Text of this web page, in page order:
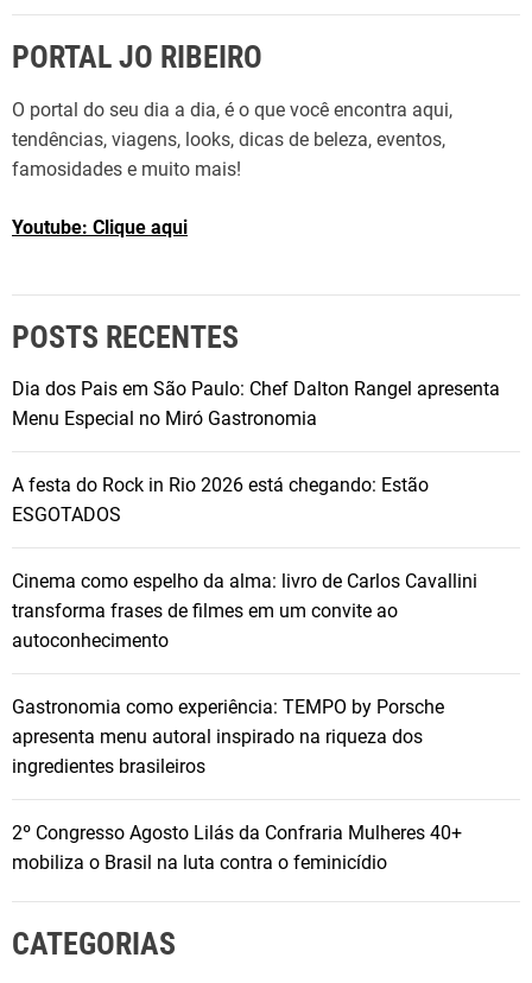
a
a
t
o
PORTAL JO RIBEIRO
O portal do seu dia a dia, é o que você encontra aqui,
tendências, viagens, looks, dicas de beleza, eventos,
famosidades e muito mais!
Youtube: Clique aqui
POSTS RECENTES
Dia dos Pais em São Paulo: Chef Dalton Rangel apresenta
Menu Especial no Miró Gastronomia
A festa do Rock in Rio 2026 está chegando: Estão
ESGOTADOS
Cinema como espelho da alma: livro de Carlos Cavallini
transforma frases de filmes em um convite ao
autoconhecimento
Gastronomia como experiência: TEMPO by Porsche
apresenta menu autoral inspirado na riqueza dos
ingredientes brasileiros
2º Congresso Agosto Lilás da Confraria Mulheres 40+
mobiliza o Brasil na luta contra o feminicídio
CATEGORIAS